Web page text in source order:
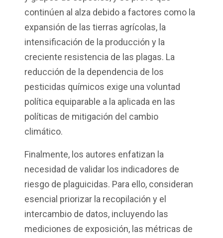
continúen al alza debido a factores como la
expansión de las tierras agrícolas, la
intensificación de la producción y la
creciente resistencia de las plagas. La
reducción de la dependencia de los
pesticidas químicos exige una voluntad
política equiparable a la aplicada en las
políticas de mitigación del cambio
climático.
Finalmente, los autores enfatizan la
necesidad de validar los indicadores de
riesgo de plaguicidas. Para ello, consideran
esencial priorizar la recopilación y el
intercambio de datos, incluyendo las
mediciones de exposición, las métricas de